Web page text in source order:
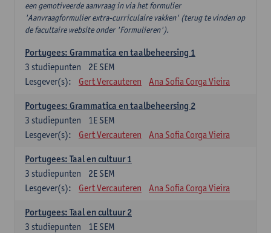
een gemotiveerde aanvraag in via het formulier
'Aanvraagformulier extra-curriculaire vakken' (terug te vinden op
de facultaire website onder 'Formulieren').
Portugees: Grammatica en taalbeheersing 1
2E SEM
3 studiepunten
Lesgever(s):
Gert Vercauteren Ana Sofia Corga Vieira
Portugees: Grammatica en taalbeheersing 2
1E SEM
3 studiepunten
Lesgever(s):
Gert Vercauteren Ana Sofia Corga Vieira
Portugees: Taal en cultuur 1
2E SEM
3 studiepunten
Lesgever(s):
Gert Vercauteren Ana Sofia Corga Vieira
Portugees: Taal en cultuur 2
1E SEM
3 studiepunten